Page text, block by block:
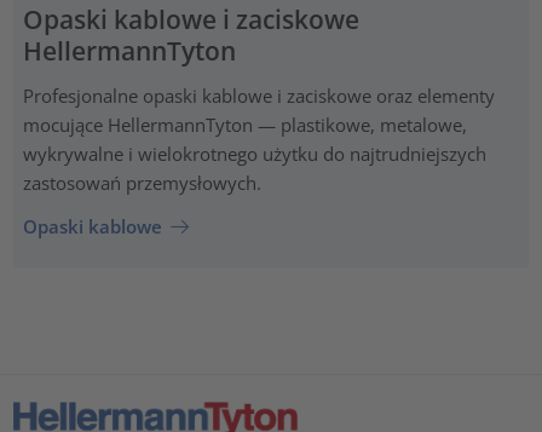
Opaski kablowe i zaciskowe
HellermannTyton
Profesjonalne opaski kablowe i zaciskowe oraz elementy
mocujące HellermannTyton — plastikowe, metalowe,
wykrywalne i wielokrotnego użytku do najtrudniejszych
zastosowań przemysłowych.
Opaski kablowe